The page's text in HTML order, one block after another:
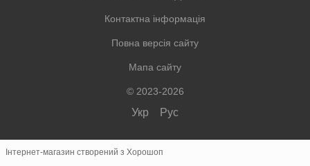
Контактна інформація
Повна версія сайту
Мапа сайту
© 2023-2026
Укр Рус
Інтернет-магазин створений з Хорошоп